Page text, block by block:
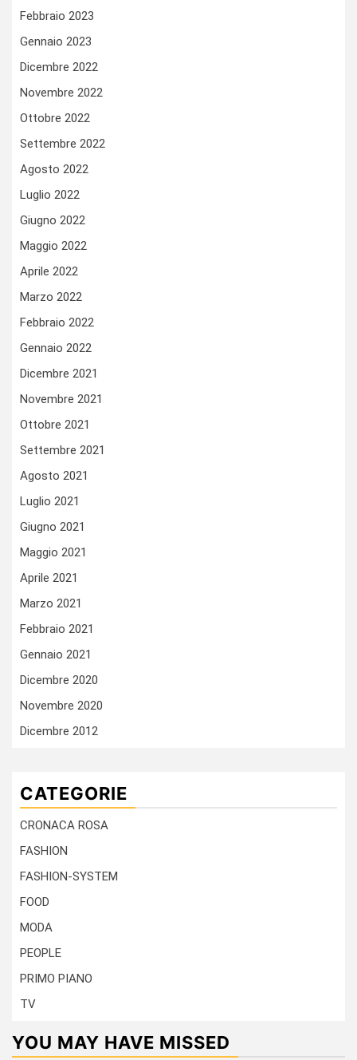
Febbraio 2023
Gennaio 2023
Dicembre 2022
Novembre 2022
Ottobre 2022
Settembre 2022
Agosto 2022
Luglio 2022
Giugno 2022
Maggio 2022
Aprile 2022
Marzo 2022
Febbraio 2022
Gennaio 2022
Dicembre 2021
Novembre 2021
Ottobre 2021
Settembre 2021
Agosto 2021
Luglio 2021
Giugno 2021
Maggio 2021
Aprile 2021
Marzo 2021
Febbraio 2021
Gennaio 2021
Dicembre 2020
Novembre 2020
Dicembre 2012
CATEGORIE
CRONACA ROSA
FASHION
FASHION-SYSTEM
FOOD
MODA
PEOPLE
PRIMO PIANO
TV
YOU MAY HAVE MISSED